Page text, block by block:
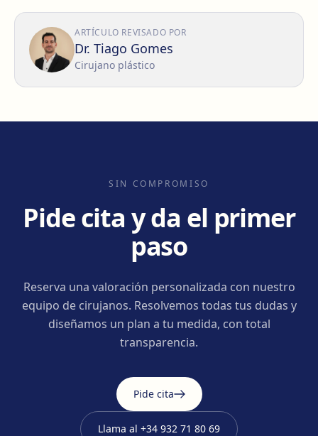
ARTÍCULO REVISADO POR
Dr. Tiago Gomes
Cirujano plástico
SIN COMPROMISO
Pide cita y da el primer
paso
Reserva una valoración personalizada con nuestro
equipo de cirujanos. Resolvemos todas tus dudas y
diseñamos un plan a tu medida, con total
transparencia.
Pide cita
Llama al +34 932 71 80 69